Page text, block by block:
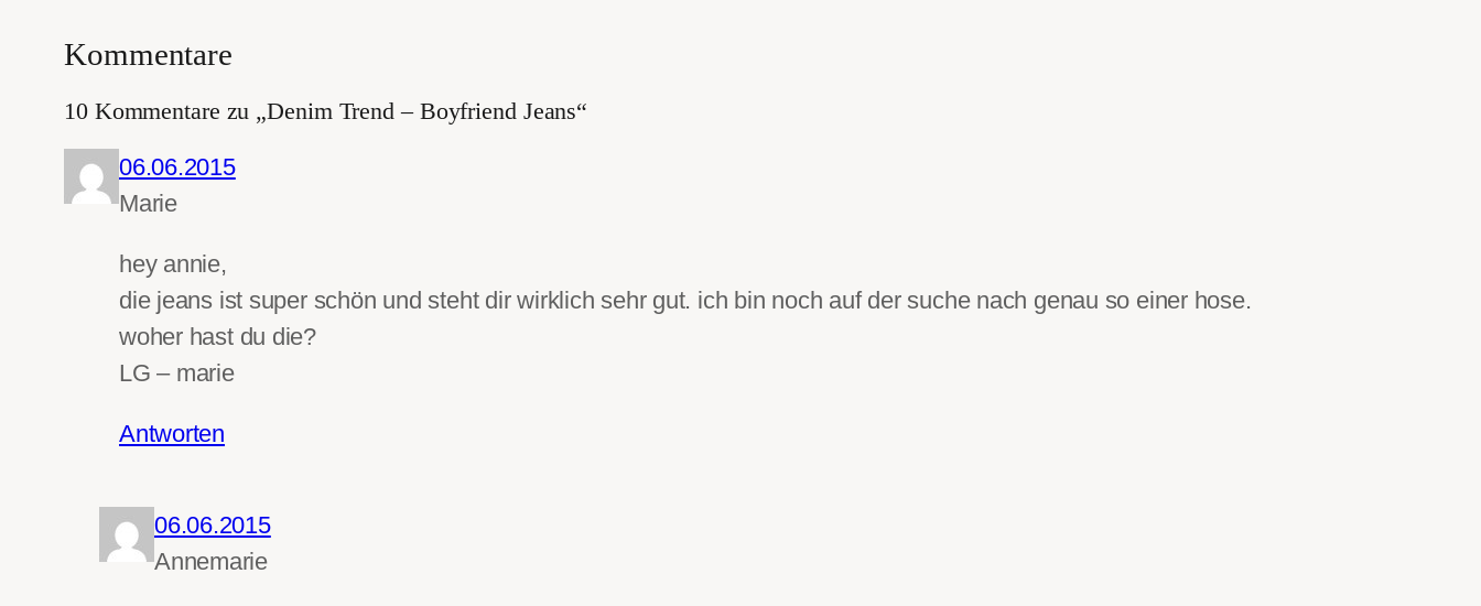
Kommentare
10 Kommentare zu „Denim Trend – Boyfriend Jeans“
06.06.2015
Marie
hey annie,
die jeans ist super schön und steht dir wirklich sehr gut. ich bin noch auf der suche nach genau so einer hose.
woher hast du die?
LG – marie
Antworten
06.06.2015
Annemarie